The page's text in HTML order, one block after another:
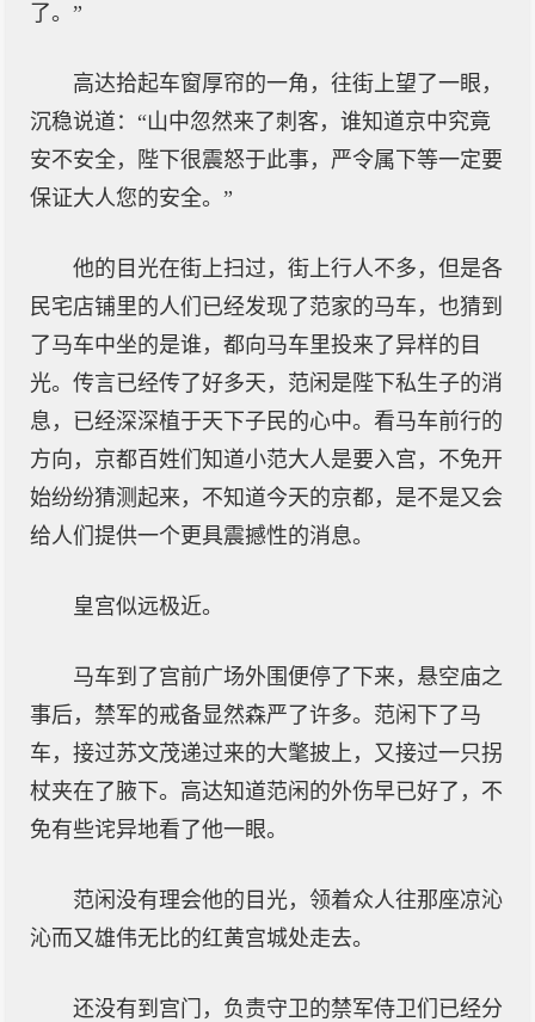
了。”
高达拾起车窗厚帘的一角，往街上望了一眼，
沉稳说道：“山中忽然来了刺客，谁知道京中究竟
安不安全，陛下很震怒于此事，严令属下等一定要
保证大人您的安全。”
他的目光在街上扫过，街上行人不多，但是各
民宅店铺里的人们已经发现了范家的马车，也猜到
了马车中坐的是谁，都向马车里投来了异样的目
光。传言已经传了好多天，范闲是陛下私生子的消
息，已经深深植于天下子民的心中。看马车前行的
方向，京都百姓们知道小范大人是要入宫，不免开
始纷纷猜测起来，不知道今天的京都，是不是又会
给人们提供一个更具震撼性的消息。
皇宫似远极近。
马车到了宫前广场外围便停了下来，悬空庙之
事后，禁军的戒备显然森严了许多。范闲下了马
车，接过苏文茂递过来的大氅披上，又接过一只拐
杖夹在了腋下。高达知道范闲的外伤早已好了，不
免有些诧异地看了他一眼。
范闲没有理会他的目光，领着众人往那座凉沁
沁而又雄伟无比的红黄宫城处走去。
还没有到宫门，负责守卫的禁军侍卫们已经分